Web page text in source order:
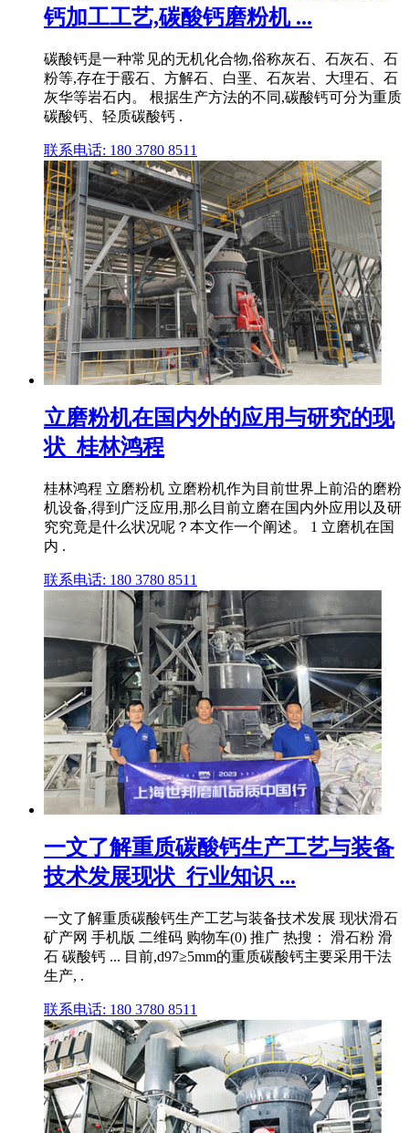
钙加工工艺,碳酸钙磨粉机 ...
碳酸钙是一种常见的无机化合物,俗称灰石、石灰石、石
粉等,存在于霰石、方解石、白垩、石灰岩、大理石、石
灰华等岩石内。 根据生产方法的不同,碳酸钙可分为重质
碳酸钙、轻质碳酸钙 .
联系电话: 180 3780 8511
立磨粉机在国内外的应用与研究的现
状_桂林鸿程
桂林鸿程 立磨粉机 立磨粉机作为目前世界上前沿的磨粉
机设备,得到广泛应用,那么目前立磨在国内外应用以及研
究究竟是什么状况呢？本文作一个阐述。 1 立磨机在国
内 .
联系电话: 180 3780 8511
一文了解重质碳酸钙生产工艺与装备
技术发展现状_行业知识 ...
一文了解重质碳酸钙生产工艺与装备技术发展 现状滑石
矿产网 手机版 二维码 购物车(0) 推广 热搜： 滑石粉 滑
石 碳酸钙 ... 目前,d97≥5mm的重质碳酸钙主要采用干法
生产, .
联系电话: 180 3780 8511